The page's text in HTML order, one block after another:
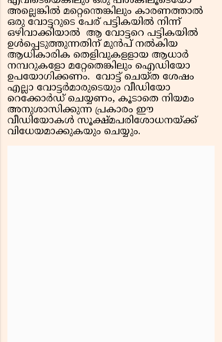
അല്ലെങ്കില്‍ മറ്റെന്തെങ്കിലും കാരണത്താല്‍
ഒരു വോട്ടറുടെ പേര് പട്ടികയില്‍ നിന്ന്
ഒഴിവാക്കിയാല്‍ ആ വോട്ടറെ പട്ടികയില്‍
ഉള്‍പ്പെടുത്തുന്നതിന് മുന്‍പ് നല്‍കിയ
ആധികാരിക തെളിവുകളളായ ആധാര്‍
നമ്പറുകളോ മറ്റേതെങ്കിലും ഐഡിയോ
ഉപയോഗിക്കണം. വോട്ട് ചെയ്ത ശേഷം
എല്ലാ വോട്ടര്‍മാരുടെയും വീഡിയോ
റെക്കോര്‍ഡ് ചെയ്യണം, കൂടാതെ നിയമം
അനുശാസിക്കുന്ന പ്രകാരം ഈ
വീഡിയോകള്‍ സൂക്ഷ്മപരിശോധനയ്ക്ക്
വിധേയമാക്കുകയും ചെയ്യും.